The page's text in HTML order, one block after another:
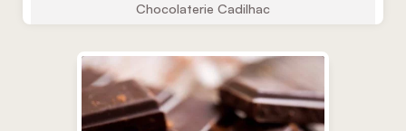
Chocolaterie Cadilhac